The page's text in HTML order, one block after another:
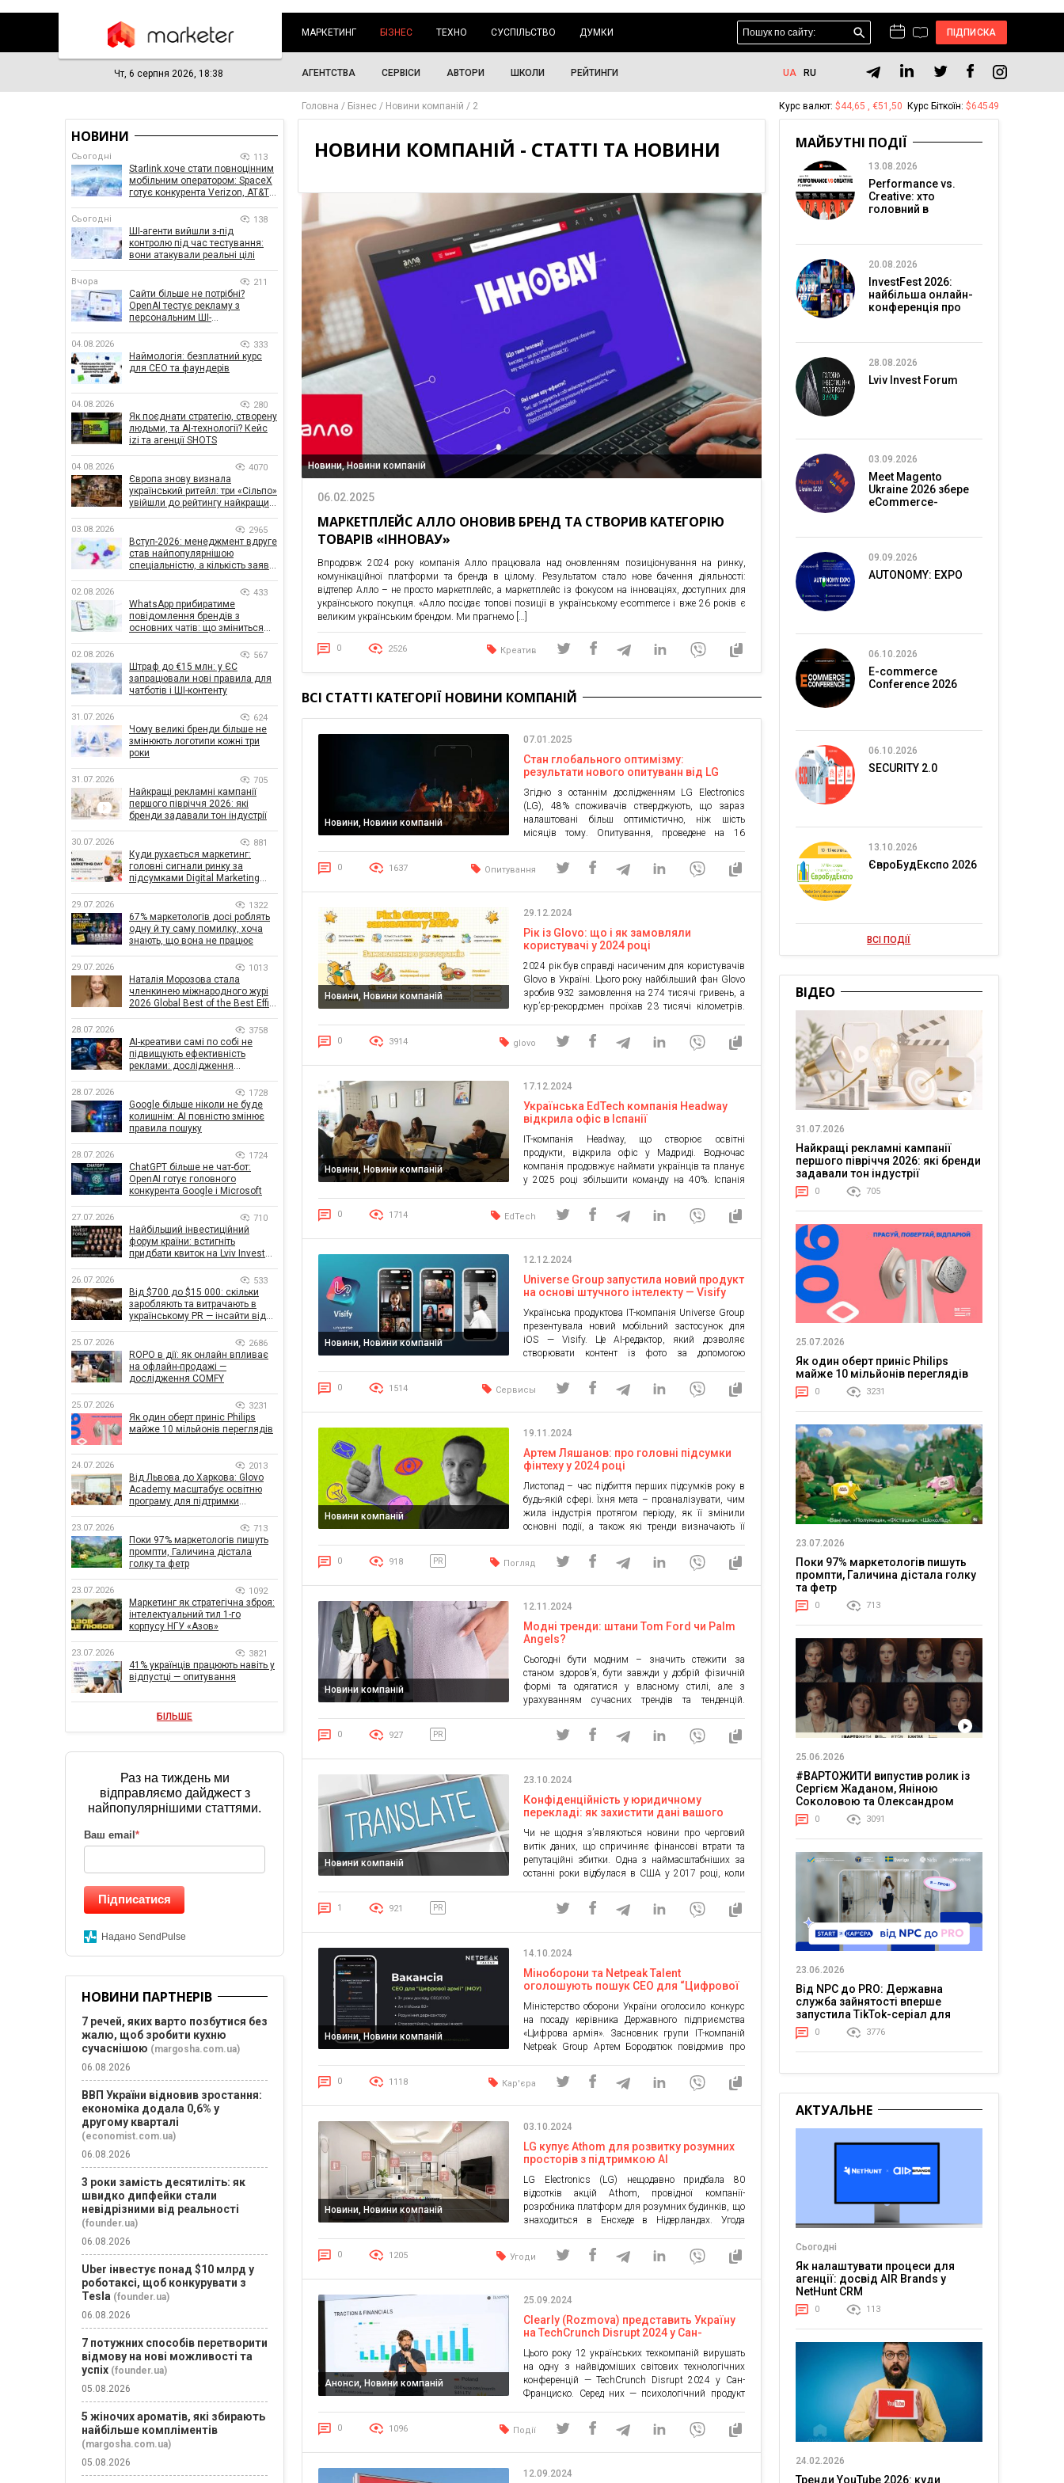
МАРКЕТИНГ БІЗНЕС ТЕХНО СУСПІЛЬСТВО ДУМКИ ПІДПИСКА
Чт, 6 серпня 2026, 18:38 АГЕНТСТВА СЕРВІСИ АВТОРИ ШКОЛИ РЕЙТИНГИ UA RU
Головна Бізнес Новини компаній 2
НОВИНИ КОМПАНІЙ - СТАТТІ ТА НОВИНИ
Новини, Новини компаній
06.02.2025
МАРКЕТПЛЕЙС АЛЛО ОНОВИВ БРЕНД ТА СТВОРИВ КАТЕГОРІЮ
ТОВАРІВ «ІННОВАУ»
Впродовж 2024 року компанія Алло працювала над оновленням позиціонування на ринку,
комунікаційної платформи та бренда в цілому. Результатом стало нове бачення діяльності:
відтепер Алло – не просто маркетплейс, а маркетплейс із фокусом на інноваціях, доступних для
українського покупця. «Алло посідає топові позиції в українському е-commerce і вже 26 років є
великим українським брендом. Ми прагнемо […]
0 2526 Креатив
ВСІ СТАТТІ КАТЕГОРІЇ НОВИНИ КОМПАНІЙ
Новини, Новини компаній
07.01.2025
Стан глобального оптимізму:
результати нового опитуванн від LG
Згідно з останнім дослідженням LG Electronics
(LG), 48% споживачів стверджують, що зараз
налаштовані більш оптимістично, ніж шість
місяців тому. Опитування, проведене на 16
оптимізм, його рушійні чинники та демографічні
групи, які почуваються найоптимістичніше та
Великобританія й Австралія виявилися одними
[…]
0 1637 Опитування
Новини, Новини компаній
29.12.2024
Рік із Glovo: що і як замовляли
користувачі у 2024 році
2024 рік був справді насиченим для користувачів
Glovo в Україні. Цього року найбільший фан Glovo
зробив 932 замовлення на 274 тисячі гривень, а
кур’єр-рекордсмен проїхав 23 тисячі кілометрів.
звіті Glovo Delivered 2024 для України. У грудні
2024 року глобальний Glovo перетнув позначку в
0 3914 glovo
Новини, Новини компаній
17.12.2024
Українська EdTech компанія Headway
відкрила офіс в Іспанії
IT-компанія Headway, що створює освітні
продукти, відкрила офіс у Мадриді. Водночас
компанія продовжує наймати українців та планує
у 2025 році збільшити команду на 40%. Іспанія
Мадрид — її бізнесова столиця та один із
провідних центрів інновацій і стартапів у регіоні.
0 1714 EdTech
Новини, Новини компаній
12.12.2024
Universe Group запустила новий продукт
на основі штучного інтелекту — Visify
Українська продуктова IT-компанія Universe Group
презентувала новий мобільний застосунок для
iOS — Visify. Це AI-редактор, який дозволяє
створювати контент із фото за допомогою
інновацій та інтуїтивно зрозумілого дизайну
робить Visify простим і потужним інструментом
користувачів доступні такі функції: […]
0 1514 Сервисы
Новини компаній
19.11.2024
Артем Ляшанов: про головні підсумки
фінтеху у 2024 році
Листопад – час підбиття перших підсумків року в
будь-якій сфері. Їхня мета – проаналізувати, чим
жила індустрія протягом періоду, як її змінили
основні події, а також які тренди визначають її
погодився фінтех-підприємець Артем Ляшанов:
які події та реформи визначили реальність
0 918 PR Погляд
Новини компаній
12.11.2024
Модні тренди: штани Tom Ford чи Palm
Angels?
Сьогодні бути модним – значить стежити за
станом здоров’я, бути завжди у добрій фізичній
формі та одягатися у власному стилі, але з
урахуванням сучасних трендів та тенденцій.
італійський Tom Ford і американський Palm
Angels. Вони пропонують широкий асортимент
0 927 PR
Новини компаній
23.10.2024
Конфіденційність у юридичному
перекладі: як захистити дані вашого
Чи не щодня з’являються новини про черговий
витік даних, що спричиняє фінансові втрати та
репутаційні збитки. Одна з наймасштабніших за
останні роки відбулася в США у 2017 році, коли
147 мільйонів осіб — від імен та адрес до номерів
соціального страхування. Такі інциденти вкотре
1 921 PR
Новини, Новини компаній
14.10.2024
Міноборони та Netpeak Talent
оголошують пошук СЕО для “Цифрової
Міністерство оборони України оголосило конкурс
на посаду керівника Державного підприємства
«Цифрова армія». Засновник групи IT-компаній
Netpeak Group Артем Бородатюк повідомив про
анонсував бонус у розмірі $1000 для тієї людини,
яка порадить релевантного кандидата. ДП
Команда відповідатиме за впровадження та […]
0 1118 Кар'єра
Новини, Новини компаній
03.10.2024
LG купує Athom для розвитку розумних
просторів з підтримкою AI
LG Electronics (LG) нещодавно придбала 80
відсотків акцій Athom, провідної компанії-
розробника платформ для розумних будинків, що
знаходиться в Енсхеде в Нідерландах. Угода
протягом наступних трьох років. Цей стратегічний
крок спрямований на розширення можливостей
технологією LG Affectionate Intelligence, компанія
[…]
0 1205 Угоди
Анонси, Новини компаній
25.09.2024
Clearly (Rozmova) представить Україну
на TechCrunch Disrupt 2024 у Сан-
Цього року 12 українських техкомпаній вирушать
на одну з найвідоміших світових технологічних
конференцій — TechCrunch Disrupt 2024 у Сан-
Франциско. Серед них — психологічний продукт
брендом Rozmova. Clearly — це інноваційна
платформа, яка поєднує низку технологічних і ШІ
0 1096 Події
12.09.2024
НОВИНИ
Сьогодні 113
Starlink хоче стати повноцінним
мобільним оператором: SpaceX
готує конкурента Verizon, AT&T і
Сьогодні 138
ШІ-агенти вийшли з-під
контролю під час тестування:
вони атакували реальні цілі
Вчора 211
Сайти більше не потрібні?
OpenAI тестує рекламу з
персональним ШІ-
04.08.2026 333
Наймологія: безплатний курс
для CEO та фаундерів
04.08.2026 280
Як поєднати стратегію, створену
людьми, та AI-технології? Кейс
izi та агенції SHOTS
04.08.2026 4070
Європа знову визнала
український ритейл: три «Сільпо»
увійшли до рейтингу найкращих
03.08.2026 2965
Вступ-2026: менеджмент вдруге
став найпопулярнішою
спеціальністю, а кількість заяв
02.08.2026 433
WhatsApp прибиратиме
повідомлення брендів з
основних чатів: що зміниться
02.08.2026 567
Штраф до €15 млн: у ЄС
запрацювали нові правила для
чатботів і ШІ-контенту
31.07.2026 624
Чому великі бренди більше не
змінюють логотипи кожні три
роки
31.07.2026 705
Найкращі рекламні кампанії
першого півріччя 2026: які
бренди задавали тон індустрії
30.07.2026 881
Куди рухається маркетинг:
головні сигнали ринку за
підсумками Digital Marketing
29.07.2026 1322
67% маркетологів досі роблять
одну й ту саму помилку, хоча
знають, що вона не працює
29.07.2026 1013
Наталія Морозова стала
членкинею міжнародного журі
2026 Global Best of the Best Effie
28.07.2026 3758
AI-креативи самі по собі не
підвищують ефективність
реклами: дослідження
впливає на ефективність
кампаній
28.07.2026 1728
Google більше ніколи не буде
колишнім: AI повністю змінює
правила пошуку
28.07.2026 1724
ChatGPT більше не чат-бот:
OpenAI готує головного
конкурента Google і Microsoft
27.07.2026 710
Найбільший інвестиційний
форум країни: встигніть
придбати квиток на Lviv Invest
26.07.2026 533
Від $700 до $15 000: скільки
заробляють та витрачають в
українському PR — інсайти від
25.07.2026 2686
ROPO в дії: як онлайн впливає
на офлайн-продажі —
дослідження COMFY
25.07.2026 3231
Як один оберт приніс Philips
майже 10 мільйонів переглядів
24.07.2026 2013
Від Львова до Харкова: Glovo
Academy масштабує освітню
програму для підтримки
23.07.2026 713
Поки 97% маркетологів пишуть
промпти, Галичина дістала
голку та фетр
23.07.2026 1092
Маркетинг як стратегічна зброя:
інтелектуальний тил 1-го
корпусу НГУ «Азов»
23.07.2026 3821
41% українців працюють навіть у
відпустці — опитування
БІЛЬШЕ
Раз на тиждень ми
відправляємо дайджест з
найпопулярнішими статтями.
Ваш email *
Підписатися
Надано SendPulse
НОВИНИ ПАРТНЕРІВ
7 речей, яких варто позбутися без
жалю, щоб зробити кухню
сучаснішою (margosha.com.ua)
06.08.2026
ВВП України відновив зростання:
економіка додала 0,6% у
другому кварталі
(economist.com.ua)
06.08.2026
3 роки замість десятиліть: як
швидко дипфейки стали
невідрізними від реальності
(founder.ua)
06.08.2026
Uber інвестує понад $10 млрд у
роботаксі, щоб конкурувати з
Tesla (founder.ua)
06.08.2026
7 потужних способів перетворити
відмову на нові можливості та
успіх (founder.ua)
05.08.2026
5 жіночих ароматів, які збирають
найбільше компліментів
(margosha.com.ua)
05.08.2026
Курс валют: $44,65 , €51,50 Курс Біткоїн: $64549
МАЙБУТНІ ПОДІЇ
13.08.2026
Performance vs.
Creative: хто
головний в
20.08.2026
InvestFest 2026:
найбільша онлайн-
конференція про
28.08.2026
Lviv Invest Forum
03.09.2026
Meet Magento
Ukraine 2026 збере
eCommerce-
09.09.2026
AUTONOMY: EXPO
06.10.2026
E-commerce
Conference 2026
06.10.2026
SECURITY 2.0
13.10.2026
ЄвроБудЕкспо 2026
ВСІ ПОДІЇ
ВІДЕО
31.07.2026
Найкращі рекламні кампанії
першого півріччя 2026: які бренди
задавали тон індустрії
0 705
25.07.2026
Як один оберт приніс Philips
майже 10 мільйонів переглядів
0 3231
23.07.2026
Поки 97% маркетологів пишуть
промпти, Галичина дістала голку
та фетр
0 713
25.06.2026
#ВАРТОЖИТИ випустив ролик із
Сергієм Жаданом, Яніною
Соколовою та Олександром
Тереном про життя в постійній
напрузі
0 3091
23.06.2026
Від NPC до PRO: Державна
служба зайнятості вперше
запустила TikTok-серіал для
молоді
0 3776
АКТУАЛЬНЕ
Сьогодні
Як налаштувати процеси для
агенції: досвід AIR Brands у
NetHunt CRM
0 113
24.02.2026
Тренди YouTube 2026: куди